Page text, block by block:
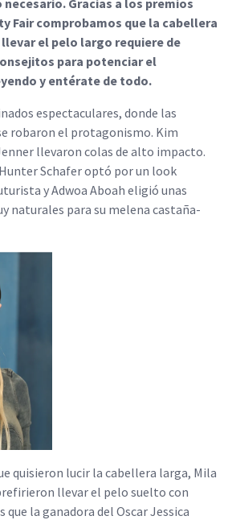
Fair comprobamos que la cabellera
el pelo largo requiere de
para potenciar el
y entérate de todo.
espectaculares, donde las
robaron el protagonismo. Kim
llevaron colas de alto impacto.
Schafer optó por un look
y Adwoa Aboah eligió unas
naturales para su melena castaña-
quisieron lucir la cabellera larga, Mila
llevar el pelo suelto con
que la ganadora del Oscar Jessica